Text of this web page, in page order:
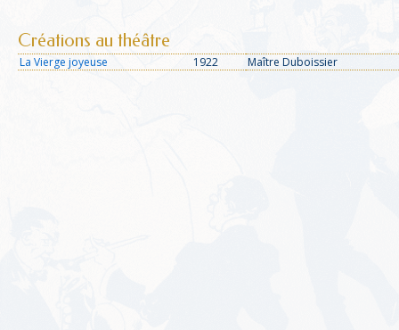
Créations au théâtre
La Vierge joyeuse 1922 Maître Duboissier